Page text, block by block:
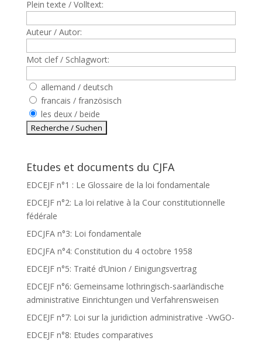
Plein texte / Volltext:
Auteur / Autor:
Mot clef / Schlagwort:
allemand / deutsch
francais / französisch
les deux / beide
Etudes et documents du CJFA
EDCEJF n°1 : Le Glossaire de la loi fondamentale
EDCEJF n°2: La loi relative à la Cour constitutionnelle
fédérale
EDCJFA n°3: Loi fondamentale
EDCJFA n°4: Constitution du 4 octobre 1958
EDCEJF n°5: Traité d’Union / Einigungsvertrag
EDCEJF n°6: Gemeinsame lothringisch-saarländische
administrative Einrichtungen und Verfahrensweisen
EDCEJF n°7: Loi sur la juridiction administrative -VwGO-
EDCEJF n°8: Etudes comparatives